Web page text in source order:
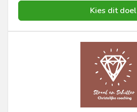
Kies dit doel